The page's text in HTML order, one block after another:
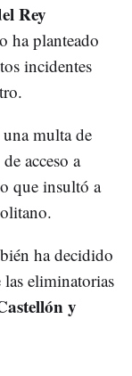
Rey
ha planteado
incidentes
multa de
acceso a
que insultó a
ha decidido
eliminatorias
y